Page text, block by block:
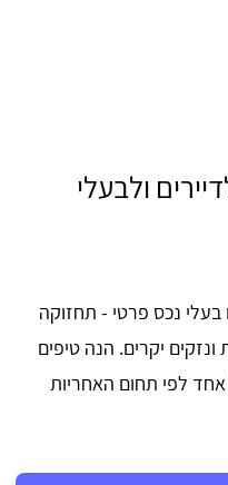
ולבעלי
בעלי נכס פרטי - תחזוקה
יקרים. הנה טיפים
אחד לפי תחום האחריות